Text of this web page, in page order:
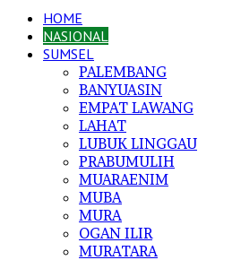
HOME
NASIONAL
SUMSEL
PALEMBANG
BANYUASIN
EMPAT LAWANG
LAHAT
LUBUK LINGGAU
PRABUMULIH
MUARAENIM
MUBA
MURA
OGAN ILIR
MURATARA